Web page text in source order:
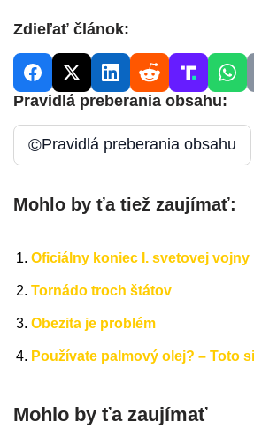
Zdieľať článok:
Pravidlá preberania obsahu:
©Pravidlá preberania obsahu
Mohlo by ťa tiež zaujímať:
Oficiálny koniec I. svetovej vojny
Tornádo troch štátov
Obezita je problém
Používate palmový olej? – Toto
Mohlo by ťa zaujímať